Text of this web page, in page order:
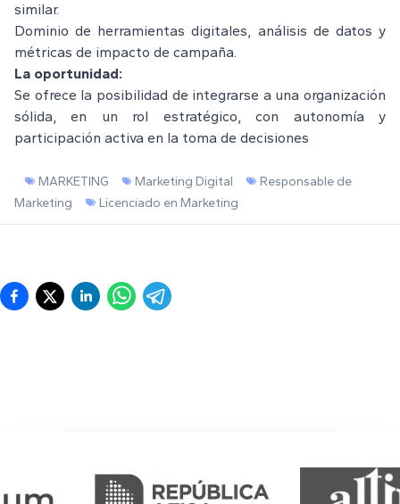
similar.
Dominio de herramientas digitales, análisis de datos y
métricas de impacto de campaña.
La oportunidad:
Se ofrece la posibilidad de integrarse a una organización
sólida, en un rol estratégico, con autonomía y
participación activa en la toma de decisiones
MARKETING Marketing Digital
Responsable de
Marketing
Licenciado en Marketing